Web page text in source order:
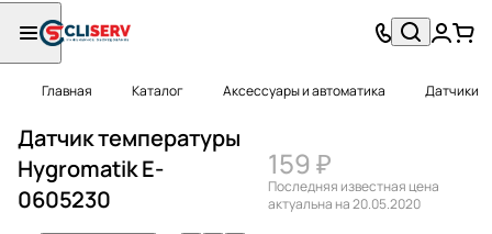
Главная Каталог Аксессуары и автоматика Датчики
Датчик температуры
Hygromatik E-
0605230
159 ₽
Последняя известная цена
актуальна на 20.05.2020